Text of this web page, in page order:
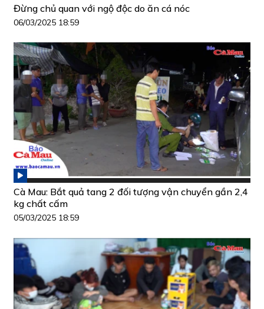
Đừng chủ quan với ngộ độc do ăn cá nóc
06/03/2025 18:59
Cà Mau: Bắt quả tang 2 đối tượng vận chuyển gần 2,4
kg chất cấm
05/03/2025 18:59